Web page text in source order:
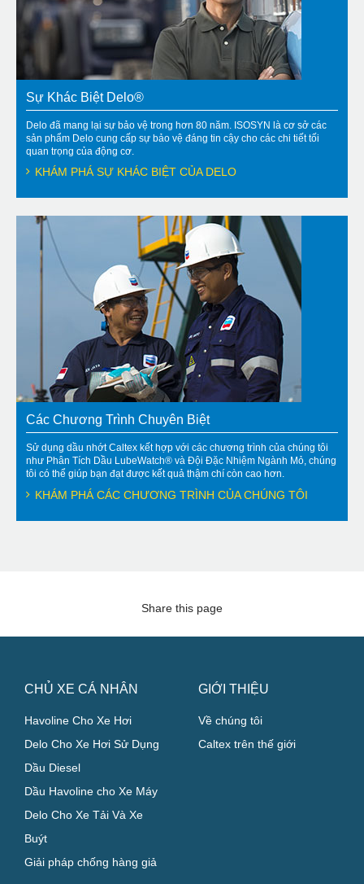
Sự Khác Biệt Delo®
Delo đã mang lại sự bảo vệ trong hơn 80 năm. ISOSYN là cơ sở các
sản phẩm Delo cung cấp sự bảo vệ đáng tin cậy cho các chi tiết tối
quan trọng của động cơ.
KHÁM PHÁ SỰ KHÁC BIỆT CỦA DELO
Các Chương Trình Chuyên Biệt
Sử dụng dầu nhớt Caltex kết hợp với các chương trình của chúng tôi
như Phân Tích Dầu LubeWatch® và Đội Đặc Nhiệm Ngành Mỏ, chúng
tôi có thể giúp bạn đạt được kết quả thậm chí còn cao hơn.
KHÁM PHÁ CÁC CHƯƠNG TRÌNH CỦA CHÚNG TÔI
Share this page
CHỦ XE CÁ NHÂN
Havoline Cho Xe Hơi
Delo Cho Xe Hơi Sử Dụng
Dầu Diesel
Dầu Havoline cho Xe Máy
Delo Cho Xe Tải Và Xe
Buýt
Giải pháp chống hàng giả
GIỚI THIỆU
Về chúng tôi
Caltex trên thế giới